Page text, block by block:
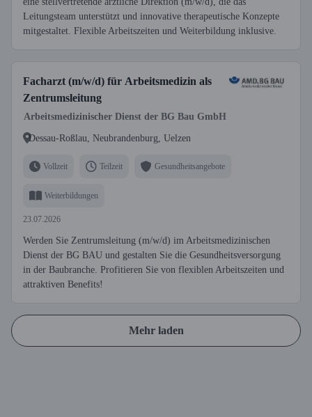
Leitungsteam unterstützt und innovative therapeutische Konzepte
mitgestaltet. Flexible Arbeitszeiten und Weiterbildung inklusive.
Facharzt (m/w/d) für Arbeitsmedizin als
Zentrumsleitung
Arbeitsmedizinischer Dienst der BG Bau GmbH
Dessau-Roßlau, Neubrandenburg, Uelzen
Vollzeit Teilzeit Gesundheitsangebote
Weiterbildungen
23.07.2026
Werden Sie Zentrumsleitung (m/w/d) im Arbeitsmedizinischen
Dienst der BG BAU und gestalten Sie die Gesundheitsversorgung
in der Baubranche. Profitieren Sie von flexiblen Arbeitszeiten und
attraktiven Benefits!
Mehr laden